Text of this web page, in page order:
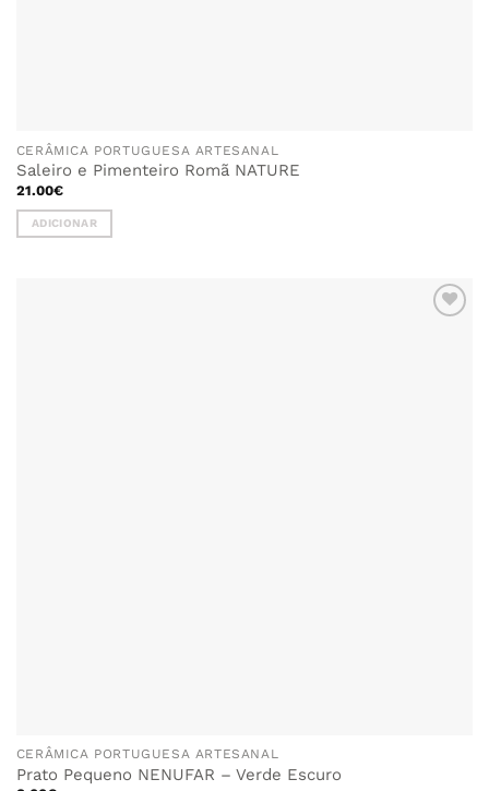
CERÂMICA PORTUGUESA ARTESANAL
Saleiro e Pimenteiro Romã NATURE
21.00€
ADICIONAR
CERÂMICA PORTUGUESA ARTESANAL
Prato Pequeno NENUFAR – Verde Escuro